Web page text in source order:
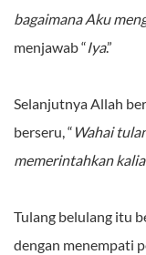
bagaimana Aku
menjawab “Iya.”
Selanjutnya Allah
berseru, “ Wahai
memerintahkan
Tulang belulang itu
dengan menempati